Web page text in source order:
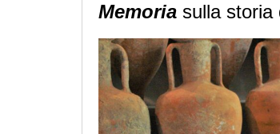
Memoria sulla storia